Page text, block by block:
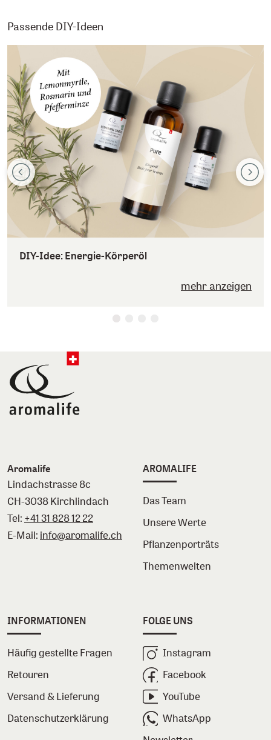
Passende DIY-Ideen
DIY-Idee: Energie-Körperöl
mehr anzeigen
Aromalife
Lindachstrasse 8c
CH-3038 Kirchlindach
Tel: +41 31 828 12 22
E-Mail: info@aromalife.ch
AROMALIFE
Das Team
Unsere Werte
Pflanzenporträts
Themenwelten
INFORMATIONEN
Häufig gestellte Fragen
Retouren
Versand & Lieferung
Datenschutzerklärung
FOLGE UNS
Instagram
Facebook
YouTube
WhatsApp